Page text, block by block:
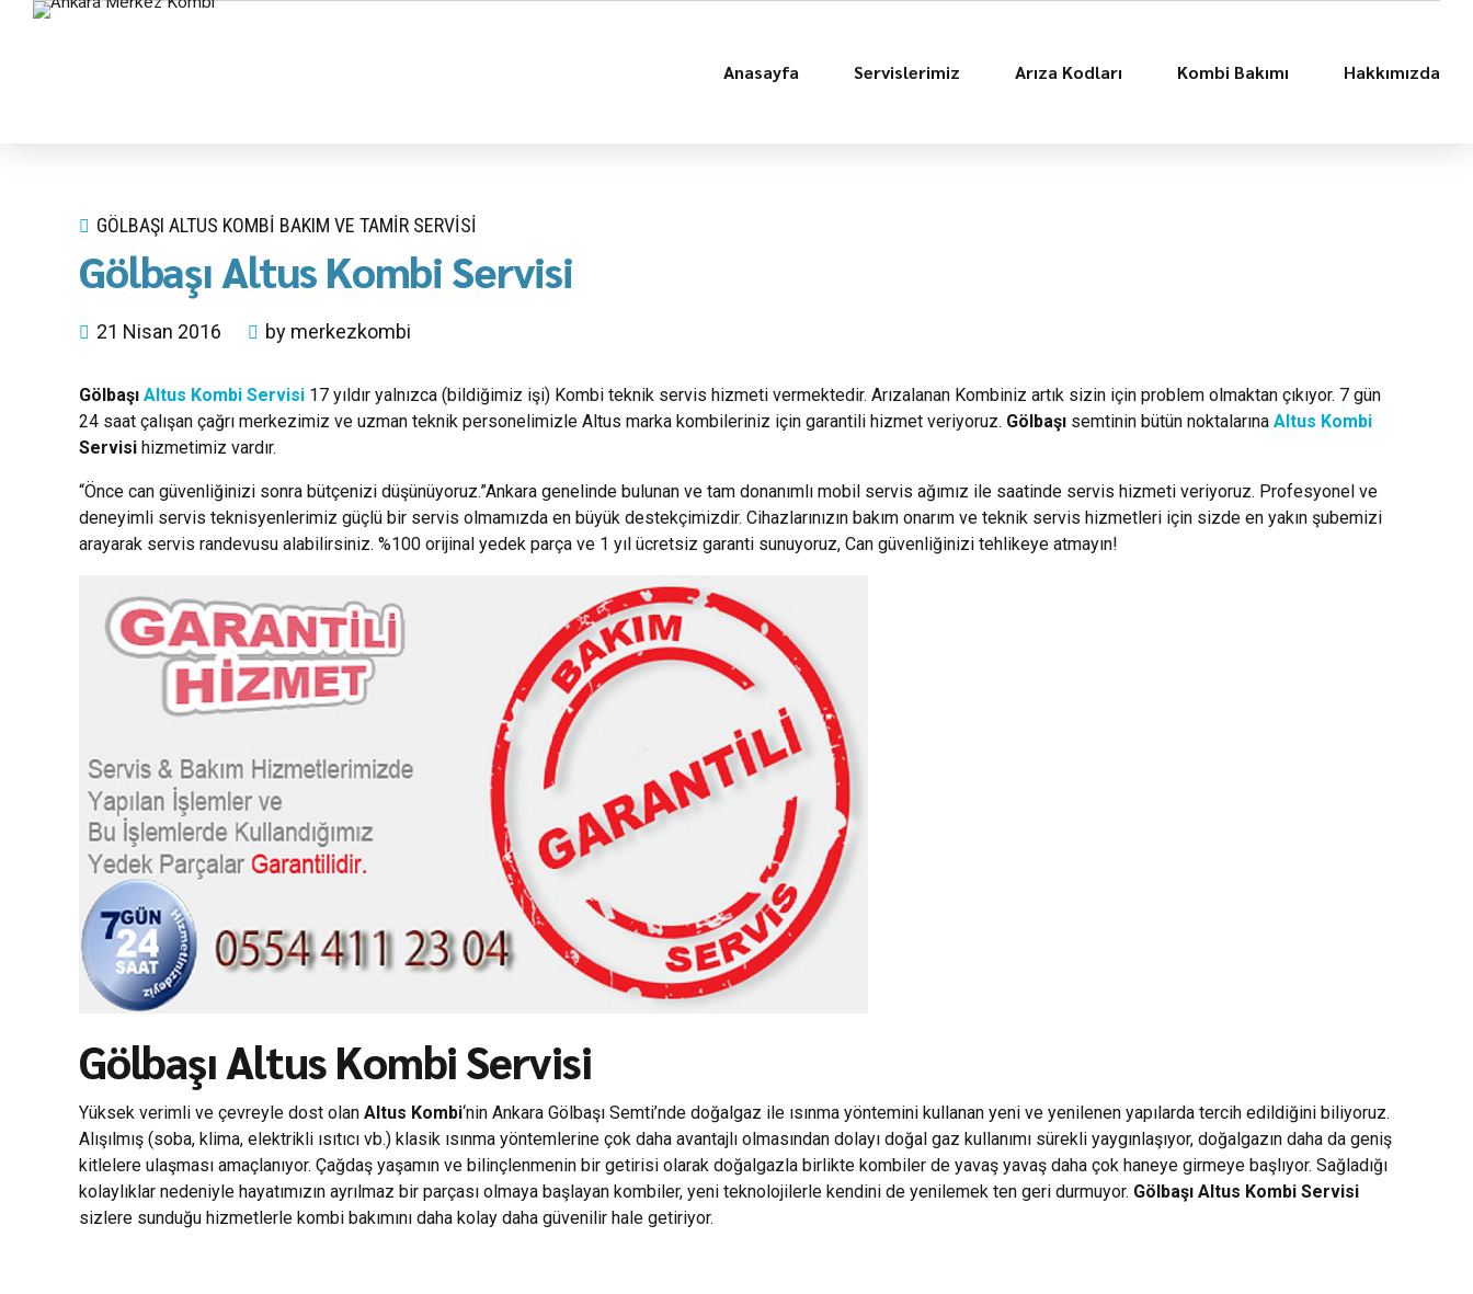
Anasayfa Servislerimiz Arıza Kodları Kombi Bakımı Hakkımızda
GÖLBAŞI ALTUS KOMBI BAKIM VE TAMIR SERVISI
Gölbaşı Altus Kombi Servisi
21 Nisan 2016 by merkezkombi
Gölbaşı Altus Kombi Servisi 17 yıldır yalnızca (bildiğimiz işi) Kombi teknik servis hizmeti vermektedir. Arızalanan Kombiniz artık sizin için problem olmaktan çıkıyor. 7 gün
24 saat çalışan çağrı merkezimiz ve uzman teknik personelimizle Altus marka kombileriniz için garantili hizmet veriyoruz. Gölbaşı semtinin bütün noktalarına Altus Kombi
Servisi hizmetimiz vardır.
“Önce can güvenliğinizi sonra bütçenizi düşünüyoruz.”Ankara genelinde bulunan ve tam donanımlı mobil servis ağımız ile saatinde servis hizmeti veriyoruz. Profesyonel ve
deneyimli servis teknisyenlerimiz güçlü bir servis olmamızda en büyük destekçimizdir. Cihazlarınızın bakım onarım ve teknik servis hizmetleri için sizde en yakın şubemizi
arayarak servis randevusu alabilirsiniz. %100 orijinal yedek parça ve 1 yıl ücretsiz garanti sunuyoruz, Can güvenliğinizi tehlikeye atmayın!
Gölbaşı Altus Kombi Servisi
Yüksek verimli ve çevreyle dost olan Altus Kombi‘nin Ankara Gölbaşı Semti’nde doğalgaz ile ısınma yöntemini kullanan yeni ve yenilenen yapılarda tercih edildiğini biliyoruz.
Alışılmış (soba, klima, elektrikli ısıtıcı vb.) klasik ısınma yöntemlerine çok daha avantajlı olmasından dolayı doğal gaz kullanımı sürekli yaygınlaşıyor, doğalgazın daha da geniş
kitlelere ulaşması amaçlanıyor. Çağdaş yaşamın ve bilinçlenmenin bir getirisi olarak doğalgazla birlikte kombiler de yavaş yavaş daha çok haneye girmeye başlıyor. Sağladığı
kolaylıklar nedeniyle hayatımızın ayrılmaz bir parçası olmaya başlayan kombiler, yeni teknolojilerle kendini de yenilemek ten geri durmuyor. Gölbaşı Altus Kombi Servisi
sizlere sunduğu hizmetlerle kombi bakımını daha kolay daha güvenilir hale getiriyor.